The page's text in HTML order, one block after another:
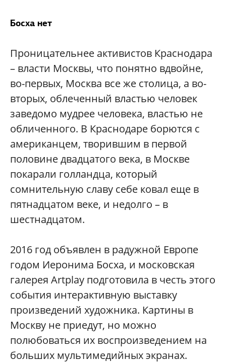
Босха нет
Проницательнее активистов Краснодара
– власти Москвы, что понятно вдвойне,
во-первых, Москва все же столица, а во-
вторых, облеченный властью человек
заведомо мудрее человека, властью не
обличенного. В Краснодаре борются с
американцем, творившим в первой
половине двадцатого века, в Москве
покарали голландца, который
сомнительную славу себе ковал еще в
пятнадцатом веке, и недолго – в
шестнадцатом.
2016 год объявлен в радужной Европе
годом Иеронима Босха, и московская
галерея Artplay подготовила в честь этого
события интерактивную выставку
произведений художника. Картины в
Москву не приедут, но можно
полюбоваться их воспроизведением на
больших мультимедийных экранах.